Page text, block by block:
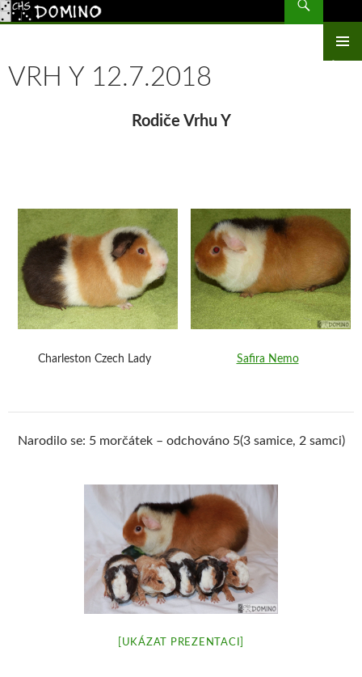
CHS Domino – morčata
PŘEJÍT
WEBU
VRH Y 12.7.2018
Rodiče Vrhu Y
Charleston Czech Lady Safira Nemo
Narodilo se: 5 morčátek – odchováno 5(3 samice, 2 samci)
[UKÁZAT PREZENTACI]